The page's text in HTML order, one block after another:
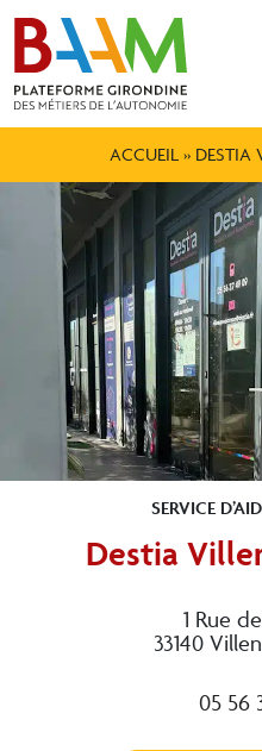
ACCUEIL » DESTIA
SERVICE
Destia
1 Rue
33140
05 56